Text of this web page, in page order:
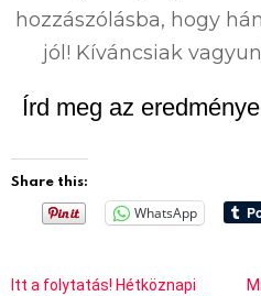
hozzászólásba, hogy
jól! Kíváncsiak
Írd meg az
Share this:
WhatsApp
Itt a folytatás! Hétköznapi